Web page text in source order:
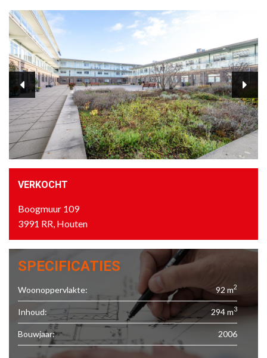
VERKOCHT
Boogmuur 109
3991 RR, Houten
SPECIFICATIES
Woonoppervlakte: 92 m2
Inhoud: 294 m3
Bouwjaar: 2006